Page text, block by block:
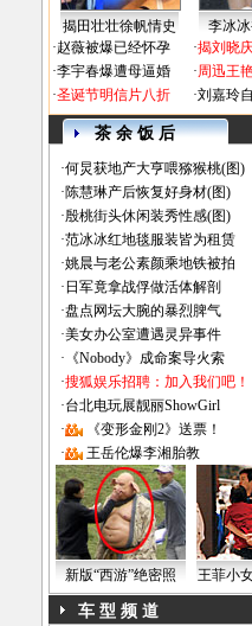
揭田壮壮徐帆情史 李冰
·赵薇被爆已经怀孕
·李宇春爆遭母逼婚
·圣诞节明信片八折
·揭刘晓
·周迅王
·刘嘉玲
茶 余 饭 后
·何炅获地产大亨喂猕猴桃(图)
·陈慧琳产后恢复好身材(图)
·殷桃街头休闲装秀性感(图)
·范冰冰红地毯服装皆为租赁
·姚晨与老公素颜乘地铁被拍
· 日军竟拿战俘做活体解剖
·盘点网坛大腕的暴烈脾气
·美女办公室遭遇灵异事件
· 《Nobody》成命案导火索
·搜狐娱乐招聘：加入我们吧！
·台北电玩展靓丽ShowGirl
·
《变形金刚2》送票！
·
王岳伦爆李湘胎教
新版“西游”绝密照 王菲小
车 型 频 道